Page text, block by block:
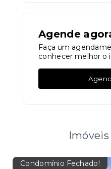
Agende
Faça um
conhecer melhor o
Condomínio Fechado!